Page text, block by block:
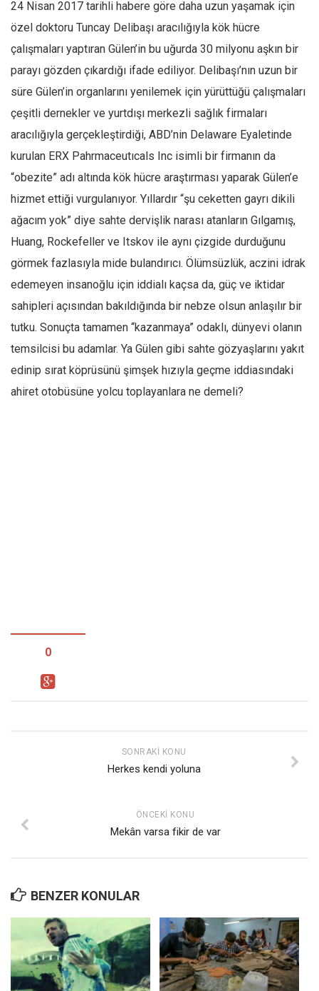
24 Nisan 2017 tarihli habere göre daha uzun yaşamak için
özel doktoru Tuncay Delibaşı aracılığıyla kök hücre
çalışmaları yaptıran Gülen’in bu uğurda 30 milyonu aşkın bir
parayı gözden çıkardığı ifade ediliyor. Delibaşı’nın uzun bir
süre Gülen’in organlarını yenilemek için yürüttüğü çalışmaları
çeşitli dernekler ve yurtdışı merkezli sağlık firmaları
aracılığıyla gerçekleştirdiği, ABD’nin Delaware Eyaletinde
kurulan ERX Pahrmaceutıcals Inc isimli bir firmanın da
“obezite” adı altında kök hücre araştırması yaparak Gülen’e
hizmet ettiği vurgulanıyor. Yıllardır “şu ceketten gayrı dikili
ağacım yok” diye sahte dervişlik narası atanların Gılgamış,
Huang, Rockefeller ve Itskov ile aynı çizgide durduğunu
görmek fazlasıyla mide bulandırıcı. Ölümsüzlük, aczini idrak
edemeyen insanoğlu için iddialı kaçsa da, güç ve iktidar
sahipleri açısından bakıldığında bir nebze olsun anlaşılır bir
tutku. Sonuçta tamamen “kazanmaya” odaklı, dünyevi olanın
temsilcisi bu adamlar. Ya Gülen gibi sahte gözyaşlarını yakıt
edinip sırat köprüsünü şimşek hızıyla geçme iddiasındaki
ahiret otobüsüne yolcu toplayanlara ne demeli?
0
SONRAKI KONU
Herkes kendi yoluna
ÖNCEKI KONU
Mekân varsa fikir de var
BENZER KONULAR